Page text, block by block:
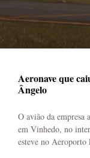
Aeronave que
Ângelo
O avião da empresa
em Vinhedo, no
esteve no Aeroporto